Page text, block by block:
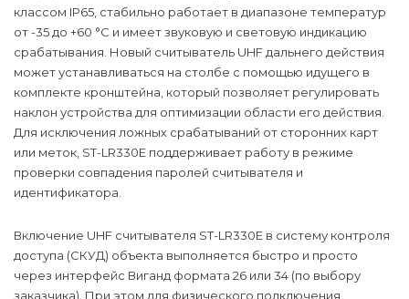
классом IP65, стабильно работает в диапазоне температур
от -35 до +60 °С и имеет звуковую и световую индикацию
срабатывания. Новый считыватель UHF дальнего действия
может устанавливаться на столбе с помощью идущего в
комплекте кронштейна, который позволяет регулировать
наклон устройства для оптимизации области его действия.
Для исключения ложных срабатываний от сторонних карт
или меток, ST-LR330E поддерживает работу в режиме
проверки совпадения паролей считывателя и
идентификатора.
Включение UHF считывателя ST-LR330E в систему контроля
доступа (СКУД) объекта выполняется быстро и просто
через интерфейс Виганд формата 26 или 34 (по выбору
заказчика). При этом для физического подключения